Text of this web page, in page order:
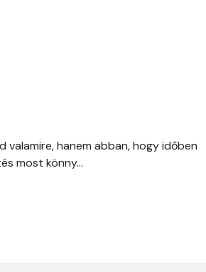
valamire, hanem abban, hogy időben
most könny...